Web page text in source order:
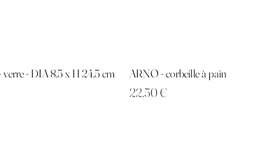
- DIA 8,5 x H 24,5 cm
ARNO - corbeille à pain
Prix
22,50 €